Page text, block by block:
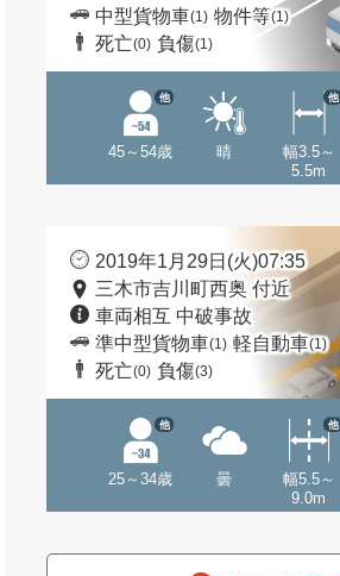
中型貨物車(1) 物件等(1)
死亡(0) 負傷(1)
45～54歳
他
晴
幅3.5～
5.5m
他
2019年1月29日(火)07:35
三木市吉川町西奥 付近
車両相互 中破事故
準中型貨物車(1) 軽自動車(1)
死亡(0) 負傷(3)
25～34歳
他
曇
幅5.5～
9.0m
他